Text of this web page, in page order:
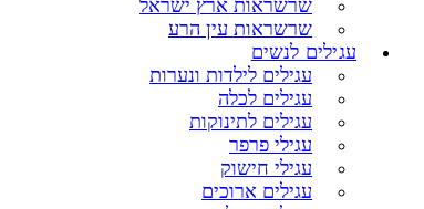
שרשראות ארץ ישראל
שרשראות עין הרע
עגילים לנשים
עגילים לילדות ונערות
עגילים לכלה
עגילים לתינוקות
עגילי פרפר
עגילי חישוק
עגילים ארוכים